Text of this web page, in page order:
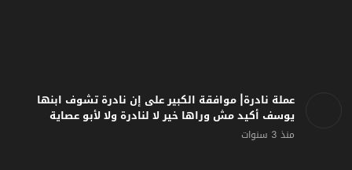
عملة نادرة| موافقة الكبير على إن نادرة تشوف ابنها
يوسف أكيد مش وراها خير لا لنادرة ولا لأبو عصاية
منذ 3 سنوات